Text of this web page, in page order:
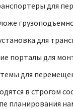
для
для
порталы для
для
в строгом
планирования